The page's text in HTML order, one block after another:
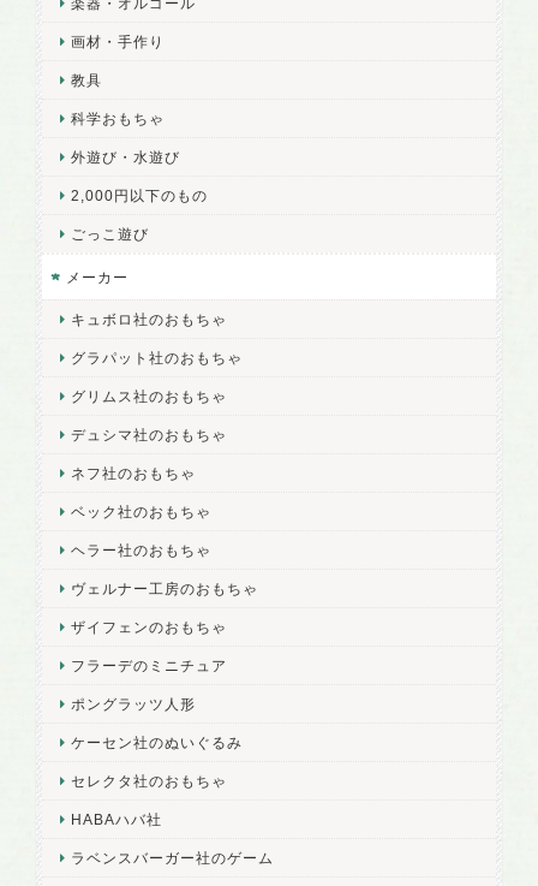
画材・手作り
教具
科学おもちゃ
外遊び・水遊び
2,000円以下のもの
ごっこ遊び
メーカー
キュボロ社のおもちゃ
グラパット社のおもちゃ
グリムス社のおもちゃ
デュシマ社のおもちゃ
ネフ社のおもちゃ
ベック社のおもちゃ
ヘラー社のおもちゃ
ヴェルナー工房のおもちゃ
ザイフェンのおもちゃ
フラーデのミニチュア
ポングラッツ人形
ケーセン社のぬいぐるみ
セレクタ社のおもちゃ
HABAハバ社
ラベンスバーガー社のゲーム